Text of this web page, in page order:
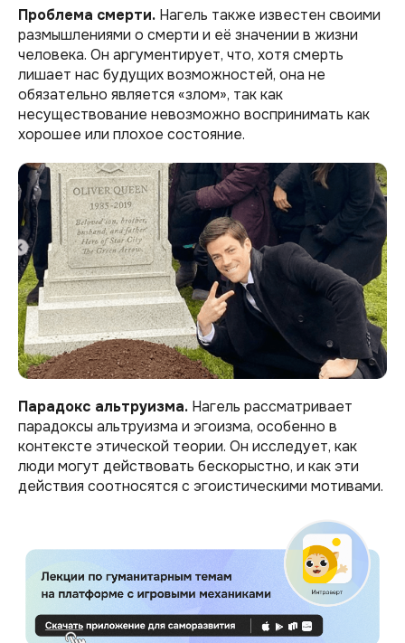
Проблема смерти. Нагель также известен своими
размышлениями о смерти и её значении в жизни
человека. Он аргументирует, что, хотя смерть
лишает нас будущих возможностей, она не
обязательно является «злом», так как
несуществование невозможно воспринимать как
хорошее или плохое состояние.
Парадокс альтруизма. Нагель рассматривает
парадоксы альтруизма и эгоизма, особенно в
контексте этической теории. Он исследует, как
люди могут действовать бескорыстно, и как эти
действия соотносятся с эгоистическими мотивами.